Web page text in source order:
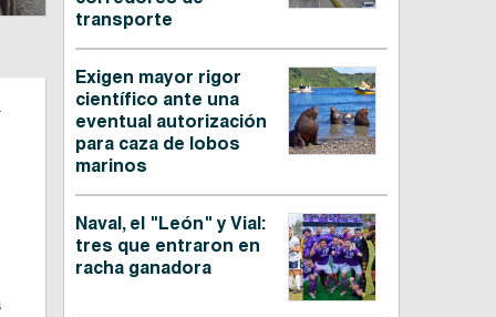
transporte
Exigen mayor rigor
científico ante una
eventual autorización
para caza de lobos
marinos
Naval, el "León" y Vial:
tres que entraron en
racha ganadora